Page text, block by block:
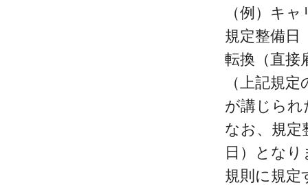
（例）キ
規定整備日
転換（直接
（上記規
が講じられ
なお、規定
日）とな
規則に規定